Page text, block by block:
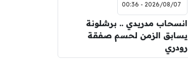
2026/08/07 - 00:36
انسحاب مدريدي .. برشلونة
يسابق الزمن لحسم صفقة
رودري